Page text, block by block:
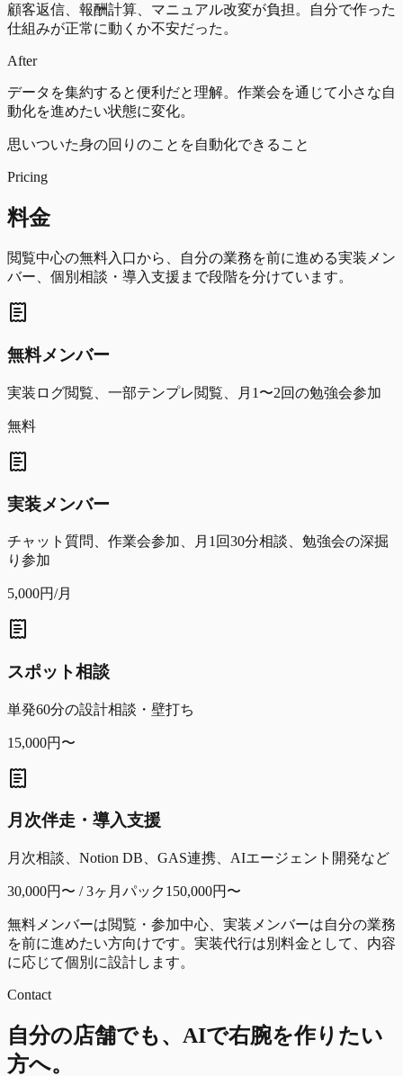
顧客返信、報酬計算、マニュアル改変が負担。自分で作った
仕組みが正常に動くか不安だった。
After
データを集約すると便利だと理解。作業会を通じて小さな自
動化を進めたい状態に変化。
思いついた身の回りのことを自動化できること
Pricing
料金
閲覧中心の無料入口から、自分の業務を前に進める実装メン
バー、個別相談・導入支援まで段階を分けています。
無料メンバー
実装ログ閲覧、一部テンプレ閲覧、月1〜2回の勉強会参加
無料
実装メンバー
チャット質問、作業会参加、月1回30分相談、勉強会の深掘
り参加
5,000円/月
スポット相談
単発60分の設計相談・壁打ち
15,000円〜
月次伴走・導入支援
月次相談、Notion DB、GAS連携、AIエージェント開発など
30,000円〜 / 3ヶ月パック150,000円〜
無料メンバーは閲覧・参加中心、実装メンバーは自分の業務
を前に進めたい方向けです。実装代行は別料金として、内容
に応じて個別に設計します。
Contact
自分の店舗でも、AIで右腕を作りたい
方へ。